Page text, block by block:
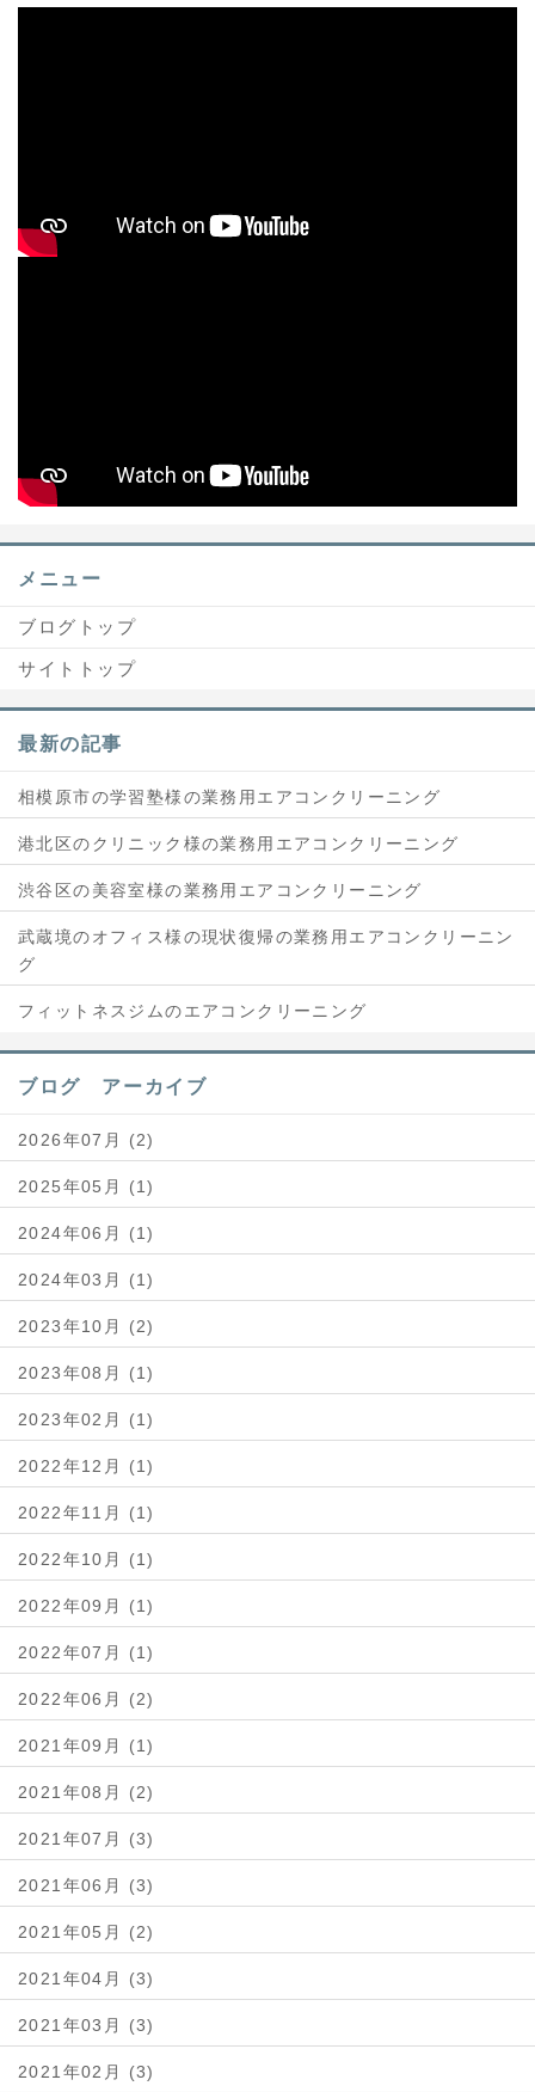
メニュー
ブログトップ
サイトトップ
最新の記事
相模原市の学習塾様の業務用エアコンクリーニング
港北区のクリニック様の業務用エアコンクリーニング
渋谷区の美容室様の業務用エアコンクリーニング
武蔵境のオフィス様の現状復帰の業務用エアコンクリーニン
グ
フィットネスジムのエアコンクリーニング
ブログ アーカイブ
2026年07月 (2)
2025年05月 (1)
2024年06月 (1)
2024年03月 (1)
2023年10月 (2)
2023年08月 (1)
2023年02月 (1)
2022年12月 (1)
2022年11月 (1)
2022年10月 (1)
2022年09月 (1)
2022年07月 (1)
2022年06月 (2)
2021年09月 (1)
2021年08月 (2)
2021年07月 (3)
2021年06月 (3)
2021年05月 (2)
2021年04月 (3)
2021年03月 (3)
2021年02月 (3)